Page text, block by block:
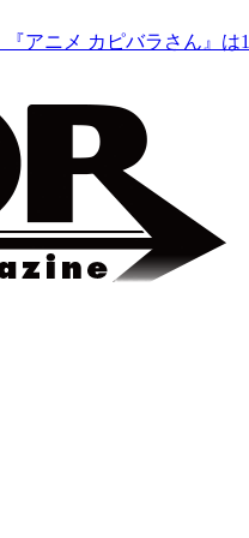
アニメ カピバラさん』